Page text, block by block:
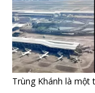
Trùng Khánh là một